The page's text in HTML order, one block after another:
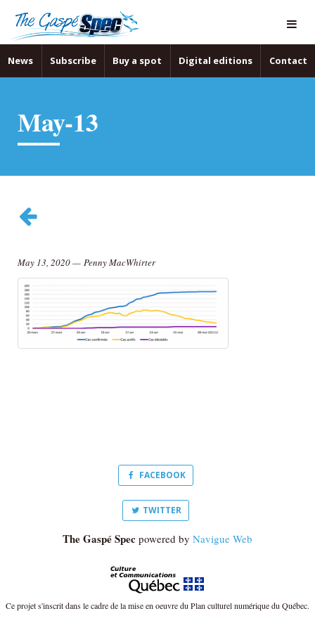
News Subscribe Buy a spot Digital editions Contact
May-13
May 13, 2020— Penny MacWhirter
FACEBOOK
TWITTER
The Gaspé Spec powered by Navigue Web
Ce projet s'inscrit dans le cadre de la mise en oeuvre du Plan culturel numérique du Québec.